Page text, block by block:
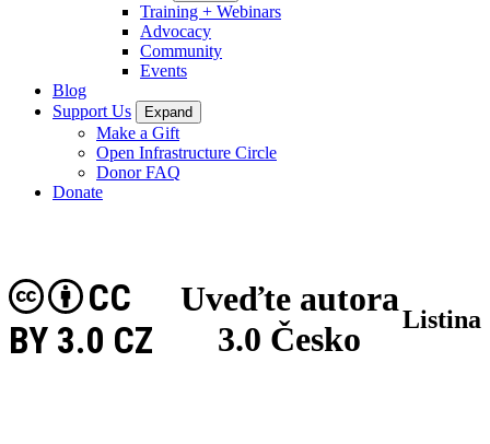
Training + Webinars
Advocacy
Community
Events
Blog
Support Us
Expand
Make a Gift
Open Infrastructure Circle
Donor FAQ
Donate
Uveďte autora
3.0 Česko
CC
BY 3.0 CZ
Listina